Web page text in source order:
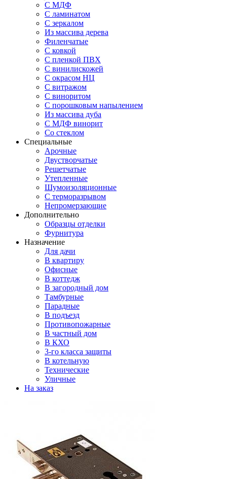
С МДФ
С ламинатом
С зеркалом
Из массива дерева
Филенчатые
С ковкой
С пленкой ПВХ
С винилискожей
С окрасом НЦ
С витражом
С виноритом
С порошковым напылением
Из массива дуба
С МДФ винорит
Со стеклом
Специальные
Арочные
Двустворчатые
Решетчатые
Утепленные
Шумоизоляционные
С терморазрывом
Непромерзающие
Дополнительно
Образцы отделки
Фурнитура
Назначение
Для дачи
В квартиру
Офисные
В коттедж
В загородный дом
Тамбурные
Парадные
В подъезд
Противопожарные
В частный дом
В КХО
3-го класса защиты
В котельную
Технические
Уличные
На заказ